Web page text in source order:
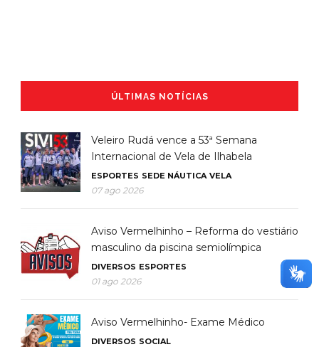
ÚLTIMAS NOTÍCIAS
Veleiro Rudá vence a 53ª Semana
Internacional de Vela de Ilhabela
ESPORTES SEDE NÁUTICA VELA
07 ago 2026
Aviso Vermelhinho – Reforma do vestiário
masculino da piscina semiolímpica
DIVERSOS ESPORTES
01 ago 2026
Aviso Vermelhinho- Exame Médico
DIVERSOS SOCIAL